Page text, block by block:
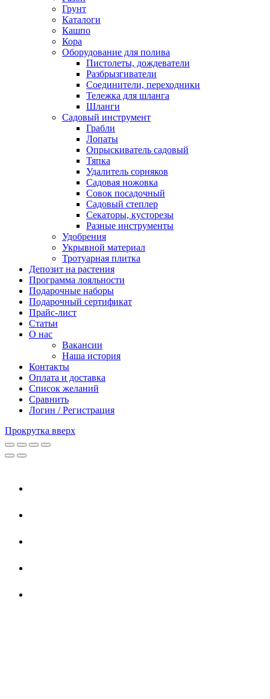
Грунт
Каталоги
Кашпо
Кора
Оборудование для полива
Пистолеты, дождеватели
Разбрызгиватели
Соединители, переходники
Тележка для шланга
Шланги
Садовый инструмент
Грабли
Лопаты
Опрыскиватель садовый
Тяпка
Удалитель сорняков
Садовая ножовка
Совок посадочный
Садовый степлер
Секаторы, кусторезы
Разные инструменты
Удобрения
Укрывной материал
Тротуарная плитка
Депозит на растения
Программа лояльности
Подарочные наборы
Подарочный сертификат
Прайс-лист
Статьи
О нас
Вакансии
Наша история
Контакты
Оплата и доставка
Список желаний
Сравнить
Логин / Регистрация
Прокрутка вверх